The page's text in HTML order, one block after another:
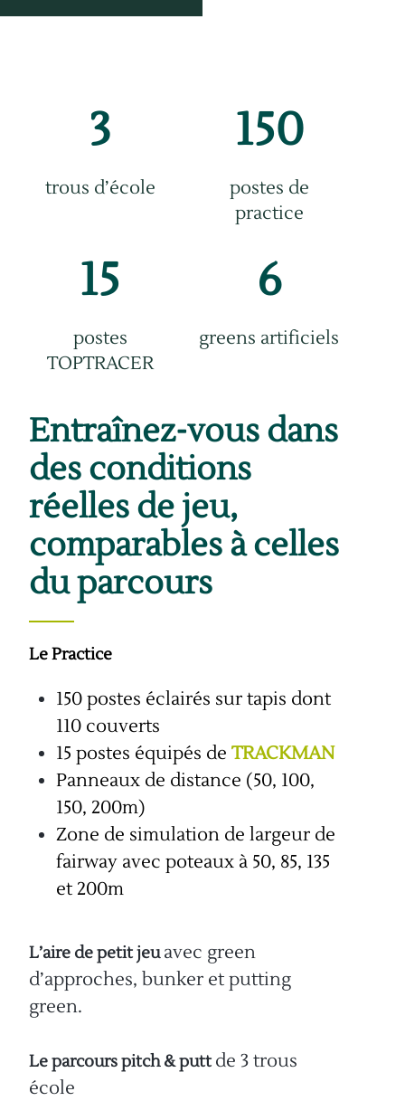
3
trous d’école
150
postes de
practice
15
postes
TOPTRACER
6
greens artificiels
Entraînez-vous dans
des conditions
réelles de jeu,
comparables à celles
du parcours
Le Practice
150 postes éclairés sur tapis dont
110 couverts
15 postes équipés de TRACKMAN
Panneaux de distance (50, 100,
150, 200m)
Zone de simulation de largeur de
fairway avec poteaux à 50, 85, 135
et 200m
L’aire de petit jeuavec green
d’approches, bunker et putting
green.
Le parcours pitch & puttde 3 trous
école